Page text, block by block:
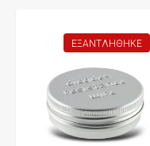
ΕΞΑΝΤΛΉΘΗΚΕ